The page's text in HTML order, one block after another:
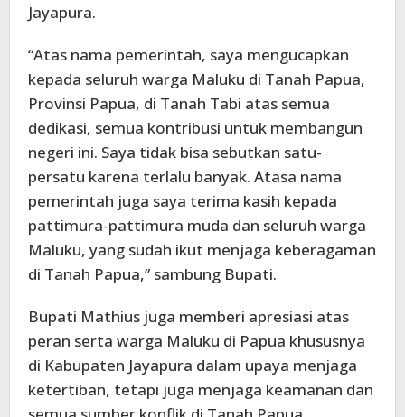
Jayapura.
“Atas nama pemerintah, saya mengucapkan
kepada seluruh warga Maluku di Tanah Papua,
Provinsi Papua, di Tanah Tabi atas semua
dedikasi, semua kontribusi untuk membangun
negeri ini. Saya tidak bisa sebutkan satu-
persatu karena terlalu banyak. Atasa nama
pemerintah juga saya terima kasih kepada
pattimura-pattimura muda dan seluruh warga
Maluku, yang sudah ikut menjaga keberagaman
di Tanah Papua,” sambung Bupati.
Bupati Mathius juga memberi apresiasi atas
peran serta warga Maluku di Papua khususnya
di Kabupaten Jayapura dalam upaya menjaga
ketertiban, tetapi juga menjaga keamanan dan